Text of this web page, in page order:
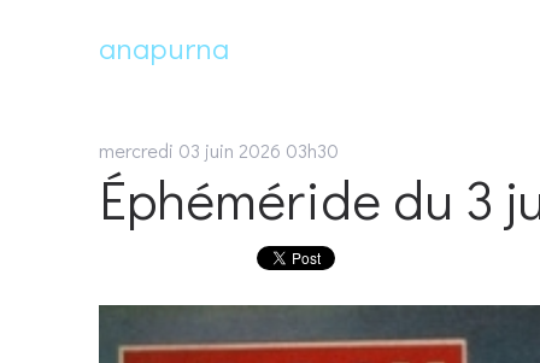
anapurna
mercredi 03 juin 2026 03h30
Éphéméride du 3